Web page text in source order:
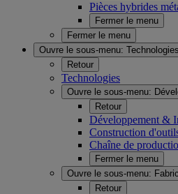
Pièces hybrides
Fermer le menu
Fermer le menu
Ouvre le sous-menu: Technologies
Retour
Technologies
Ouvre le sous-menu:
Retour
Développement &
Construction
Chaîne de
Fermer le menu
Ouvre le sous-menu:
Retour